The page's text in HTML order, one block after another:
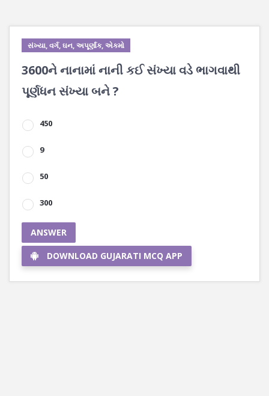
સંખ્યા, વર્ગ, ઘન, અપૂર્ણાંક, એકમો
3600ને નાનામાં નાની કઈ સંખ્યા વડે ભાગવાથી
પૂર્ણધન સંખ્યા બને ?
450
9
50
300
ANSWER
DOWNLOAD GUJARATI MCQ APP